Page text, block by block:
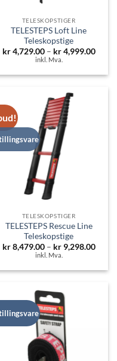
TELESKOPSTIGER
TELESTEPS Loft Line
Teleskopstige
kr4,729.00 – kr4,999.00
kr
inkl. Mva.
TELESKOPSTIGER
TELESTEPS Rescue Line
Teleskopstige
kr8,479.00 – kr9,298.00
kr
inkl. Mva.